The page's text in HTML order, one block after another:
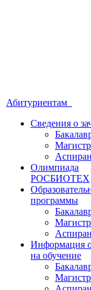
Абитуриентам
Сведения о
Олимпиада
РОСБИОТЕХ
программы
Информация
на обучение